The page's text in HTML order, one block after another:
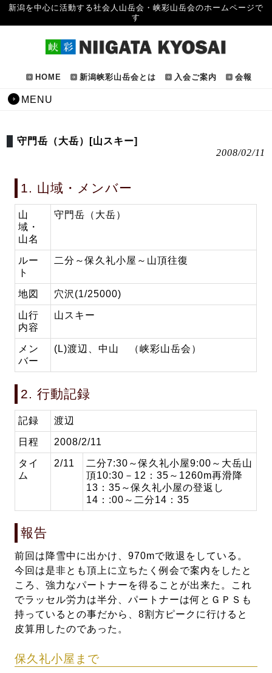
新潟を中心に活動する社会人山岳会・峡彩山岳会のホームページで
す
HOME 新潟峡彩山岳会とは 入会ご案内 会報
MENU
守門岳（大岳）[山スキー]
2008/02/11
1. 山域・メンバー
山
域・
山名
守門岳（大岳）
ルー
ト
二分～保久礼小屋～山頂往復
地図 穴沢(1/25000)
山行
内容
山スキー
メン
バー
(L)渡辺、中山 （峡彩山岳会）
2. 行動記録
記録 渡辺
日程 2008/2/11
タイ
ム
2/11
二分7:30～保久礼小屋9:00～大岳山
頂10:30－12：35～1260m再滑降
13：35～保久礼小屋の登返し
14：:00～二分14：35
報告
前回は降雪中に出かけ、970mで敗退をしている。
今回は是非とも頂上に立ちたく例会で案内をしたと
ころ、強力なパートナーを得ることが出来た。これ
でラッセル労力は半分、パートナーは何とＧＰＳも
持っているとの事だから、8割方ピークに行けると
皮算用したのであった。
保久礼小屋まで